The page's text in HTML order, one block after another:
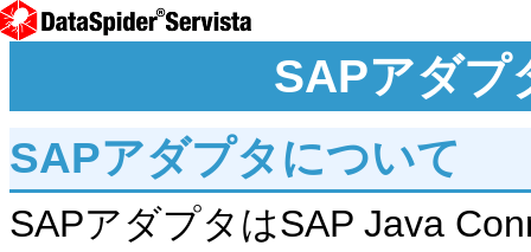
SAPアダプ
SAPアダプタについて
SAPアダプタはSAP Java